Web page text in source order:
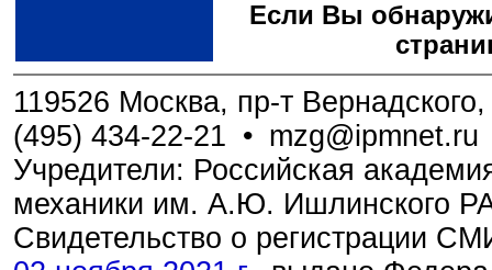
Если Вы
119526 Москва, пр-т
(495) 434-22-21 • mzg@ipmnet.ru
Учредители: Российская
механики им. А.Ю. Ишлинского
Свидетельство о регистрации